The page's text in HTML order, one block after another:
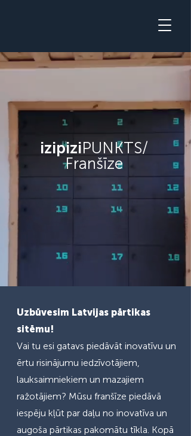
izipiziPUNKTS/
Franšīze
Uzbūvesim Latvijas pārtikas
sitēmu!
Vai tu esi gatavs piedāvāt inovatīvu un
ērtu risinājumu iedzīvotājiem,
lauksaimniekiem un mazajiem
ražotājiem? Mūsu franšīze piedāvā
iespēju kļūt par daļu no inovatīva un
augoša pārtikas pakomātu tīkla. Kopā